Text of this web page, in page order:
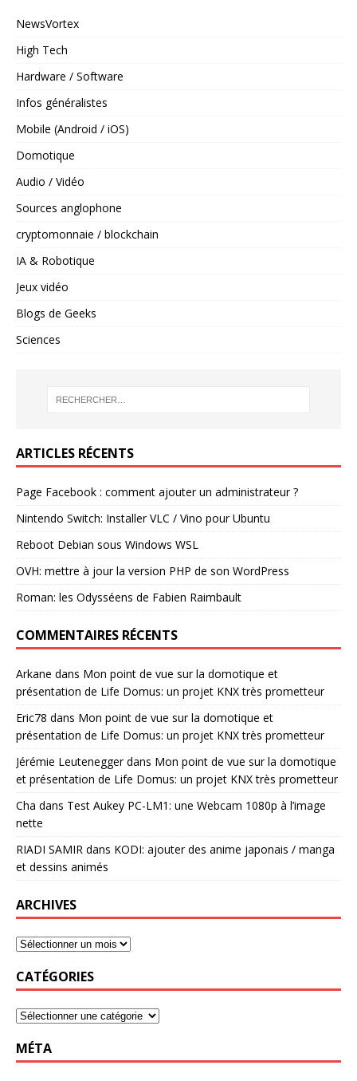
NewsVortex
High Tech
Hardware / Software
Infos généralistes
Mobile (Android / iOS)
Domotique
Audio / Vidéo
Sources anglophone
cryptomonnaie / blockchain
IA & Robotique
Jeux vidéo
Blogs de Geeks
Sciences
ARTICLES RÉCENTS
Page Facebook : comment ajouter un administrateur ?
Nintendo Switch: Installer VLC / Vino pour Ubuntu
Reboot Debian sous Windows WSL
OVH: mettre à jour la version PHP de son WordPress
Roman: les Odysséens de Fabien Raimbault
COMMENTAIRES RÉCENTS
Arkane dans Mon point de vue sur la domotique et
présentation de Life Domus: un projet KNX très prometteur
Eric78 dans Mon point de vue sur la domotique et
présentation de Life Domus: un projet KNX très prometteur
Jérémie Leuteneggerdans Mon point de vue sur la domotique
et présentation de Life Domus: un projet KNX très prometteur
Cha dans Test Aukey PC-LM1: une Webcam 1080p à l’image
nette
RIADI SAMIR dans KODI: ajouter des anime japonais / manga
et dessins animés
ARCHIVES
CATÉGORIES
MÉTA